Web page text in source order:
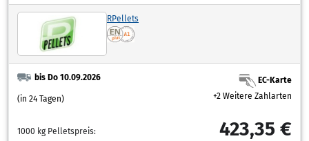
RPellets
bis Do 10.09.2026
(in 24 Tagen)
EC-Karte
+2 Weitere Zahlarten
1000 kg Pelletspreis: 423,35 €